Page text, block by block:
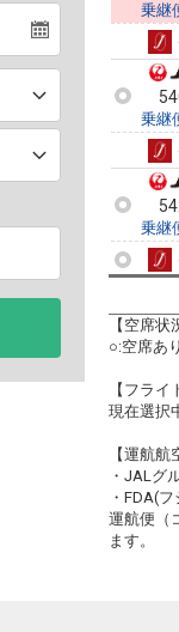
乗継
乗継
乗継
乗継
【空席状
○:空席あ
【フライ
現在選択
【運航航
・JALグ
・FDA(
運航便（
ます。